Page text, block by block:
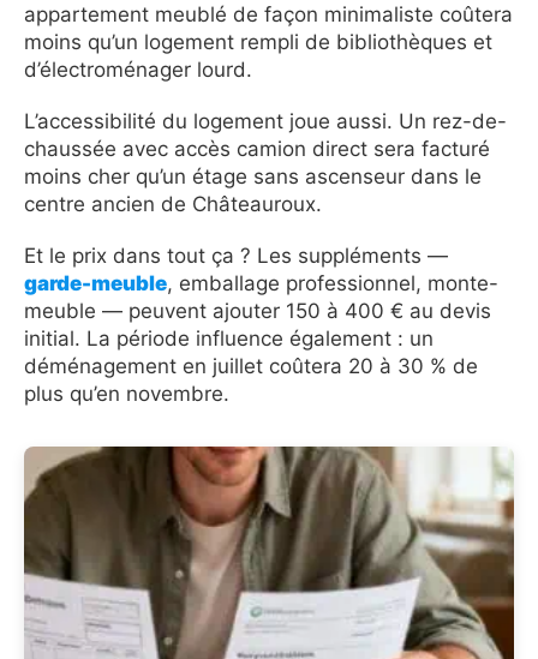
appartement meublé de façon minimaliste coûtera
moins qu’un logement rempli de bibliothèques et
d’électroménager lourd.
L’accessibilité du logement joue aussi. Un rez-de-
chaussée avec accès camion direct sera facturé
moins cher qu’un étage sans ascenseur dans le
centre ancien de Châteauroux.
Et le prix dans tout ça ? Les suppléments —
garde-meuble, emballage professionnel, monte-
meuble — peuvent ajouter 150 à 400 € au devis
initial. La période influence également : un
déménagement en juillet coûtera 20 à 30 % de
plus qu’en novembre.